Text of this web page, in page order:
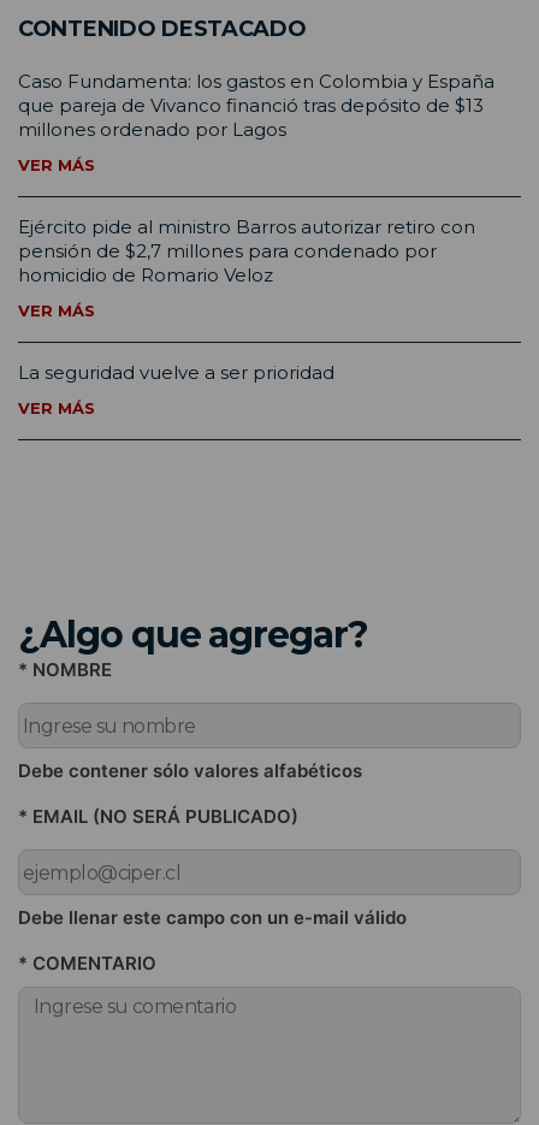
CONTENIDO DESTACADO
Caso Fundamenta: los gastos en Colombia y España
que pareja de Vivanco financió tras depósito de $13
millones ordenado por Lagos
VER MÁS
Ejército pide al ministro Barros autorizar retiro con
pensión de $2,7 millones para condenado por
homicidio de Romario Veloz
VER MÁS
La seguridad vuelve a ser prioridad
VER MÁS
¿Algo que agregar?
* NOMBRE
Debe contener sólo valores alfabéticos
* EMAIL (NO SERÁ PUBLICADO)
Debe llenar este campo con un e-mail válido
* COMENTARIO